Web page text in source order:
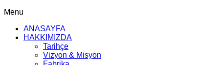
Menu
ANASAYFA
HAKKIMIZDA
Tarihçe
Vizyon & Misyon